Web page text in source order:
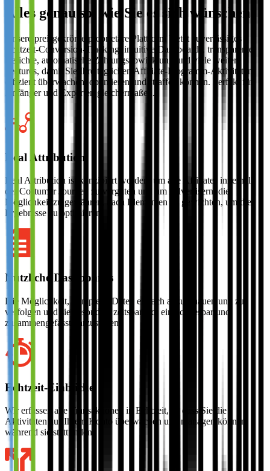
Alles genau so, wie Sie es sich wünschen
Unsere preisgekrönte proprietäre Plattform bietet zuverlässiges
Echtzeit-Conversion-Tracking, intuitive Dashboards, transparente
Berichte, automatische Zahlungsabwicklung und viele weitere
Features, damit Sie Ihre täglichen Affiliate-Programm-Aktivitäten
effizient überwachen, optimieren und straffen können. Perfekt für
Anfänger und Experten gleichermaßen.
Real Attribution
Real Attribution ist konzipiert worden, um alle Affiliates innerhalb
der Costumer Journey zu vergüten und um Advertisern, die
Möglichkeit zu gewähren, nach Elementen zu gewichten, um die
Ergebnisse zu optimieren.
Nützliche Dashboards
Die Möglichkeit, komplexe Daten einfach anzuschauen und zu
verfolgen und sie besonders zeitsparend, einfach lesbar und
zusammengefasst darzustellen.
Echtzeit-Einblicke
Wir erfassen alle Transaktionen in Echtzeit, so dass Sie die
Aktivitäten auf Ihrem Konto überwachen und managen können,
während sie stattfinden.